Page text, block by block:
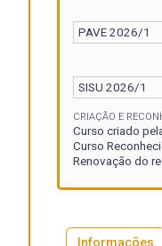
PAVE 2026/1
SISU 2026/1
CRIAÇÃO E
Curso criado
Curso
Renovação do
Informações